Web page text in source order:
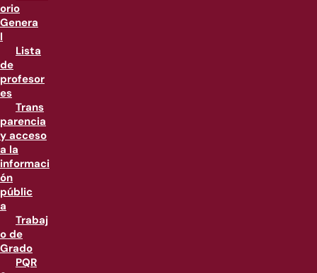
orio
Genera
l
Lista
de
profesor
es
Trans
parencia
y acceso
a la
informaci
ón
públic
a
Trabaj
o de
Grado
PQR